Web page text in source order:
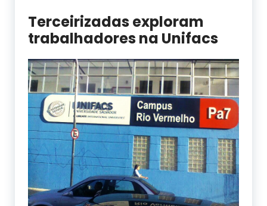
Terceirizadas exploram
trabalhadores na Unifacs